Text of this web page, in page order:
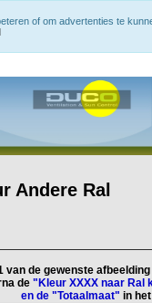
Andere Ral
van de gewenste
de "Kleur XXXX naar Ral
en de "Totaalmaat" in
of om advertenties te